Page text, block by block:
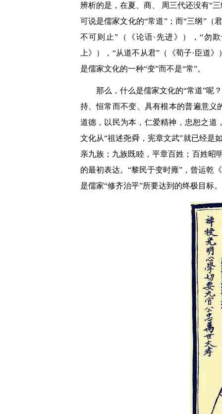
辨析的是，在夏、商、 周三代还没有“
可说是儒家文化的“常道”；而“三纲”（
不可则止”（《论语·先进》），“勿
上》），“从道不从君”（《荀子·臣道
是儒家文化的一种“变”而不是“常”。
那么，什么是儒家文化的“常道”呢
持、恒常而不变、具有根本的普遍意义
道德，以民为本，仁爱精神，忠恕之道
文化从“祖述尧舜，宪章文武”就已经是
亲九族；九族既睦，平章百姓；百姓昭
的最初表达。“黎民于变时雍”，曾运乾
是儒家“修齐治平”所要达到的终极目标。